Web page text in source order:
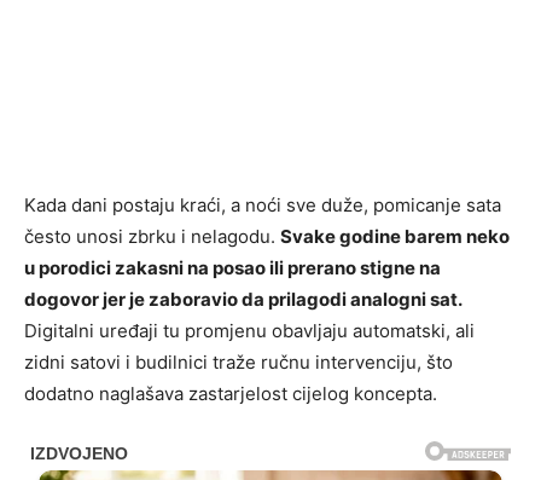
Kada dani postaju kraći, a noći sve duže, pomicanje sata
često unosi zbrku i nelagodu. Svake godine barem neko
u porodici zakasni na posao ili prerano stigne na
dogovor jer je zaboravio da prilagodi analogni sat.
Digitalni uređaji tu promjenu obavljaju automatski, ali
zidni satovi i budilnici traže ručnu intervenciju, što
dodatno naglašava zastarjelost cijelog koncepta.